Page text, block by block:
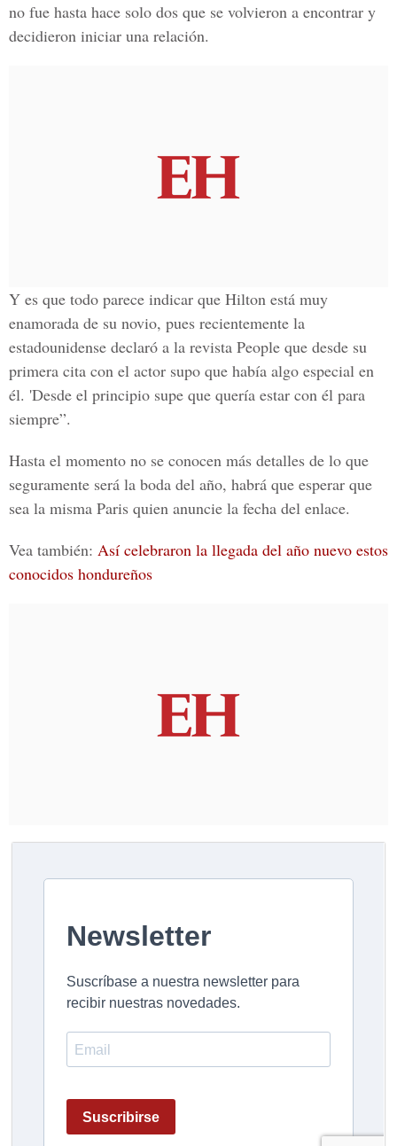
no fue hasta hace solo dos que se volvieron a encontrar y
decidieron iniciar una relación.
Y es que todo parece indicar que Hilton está muy
enamorada de su novio, pues recientemente la
estadounidense declaró a la revista People que desde su
primera cita con el actor supo que había algo especial en
él. 'Desde el principio supe que quería estar con él para
siempre”.
Hasta el momento no se conocen más detalles de lo que
seguramente será la boda del año, habrá que esperar que
sea la misma Paris quien anuncie la fecha del enlace.
Vea también: Así celebraron la llegada del año nuevo estos
conocidos hondureños